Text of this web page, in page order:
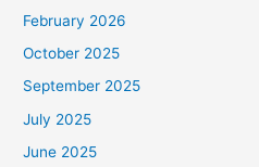
February 2026
October 2025
September 2025
July 2025
June 2025